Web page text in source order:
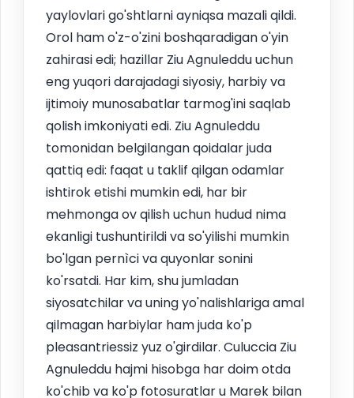
yaylovlari go'shtlarni ayniqsa mazali qildi.
Orol ham o'z-o'zini boshqaradigan o'yin
zahirasi edi; hazillar Ziu Agnuleddu uchun
eng yuqori darajadagi siyosiy, harbiy va
ijtimoiy munosabatlar tarmog'ini saqlab
qolish imkoniyati edi. Ziu Agnuleddu
tomonidan belgilangan qoidalar juda
qattiq edi: faqat u taklif qilgan odamlar
ishtirok etishi mumkin edi, har bir
mehmonga ov qilish uchun hudud nima
ekanligi tushuntirildi va so'yilishi mumkin
bo'lgan pernìci va quyonlar sonini
ko'rsatdi. Har kim, shu jumladan
siyosatchilar va uning yo'nalishlariga amal
qilmagan harbiylar ham juda ko'p
pleasantriessiz yuz o'girdilar. Culuccia Ziu
Agnuleddu hajmi hisobga har doim otda
ko'chib va ko'p fotosuratlar u Marek bilan